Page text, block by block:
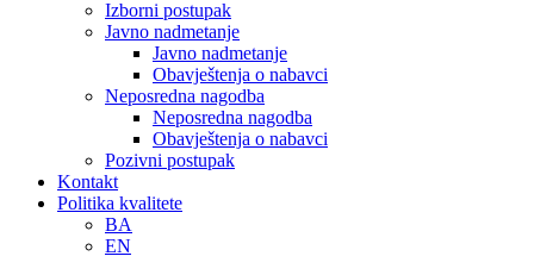
Izborni postupak
Javno nadmetanje
Javno nadmetanje
Obavještenja o nabavci
Neposredna nagodba
Neposredna nagodba
Obavještenja o nabavci
Pozivni postupak
Kontakt
Politika kvalitete
BA
EN